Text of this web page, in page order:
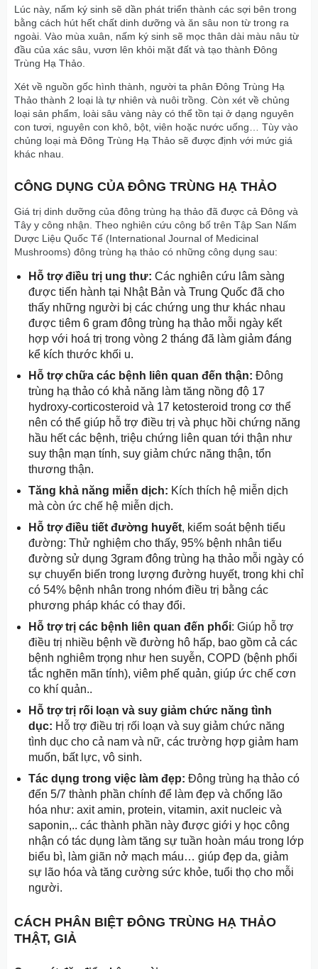
Lúc này, nấm ký sinh sẽ dần phát triển thành các sợi bên trong
bằng cách hút hết chất dinh dưỡng và ăn sâu non từ trong ra
ngoài. Vào mùa xuân, nấm ký sinh sẽ mọc thân dài màu nâu từ
đầu của xác sâu, vươn lên khỏi mặt đất và tạo thành Đông
Trùng Hạ Thảo.
Xét về nguồn gốc hình thành, người ta phân Đông Trùng Hạ
Thảo thành 2 loại là tự nhiên và nuôi trồng. Còn xét về chủng
loại sản phẩm, loài sâu vàng này có thể tồn tại ở dạng nguyên
con tươi, nguyên con khô, bột, viên hoặc nước uống… Tùy vào
chủng loại mà Đông Trùng Hạ Thảo sẽ được định với mức giá
khác nhau.
CÔNG DỤNG CỦA ĐÔNG TRÙNG HẠ THẢO
Giá trị dinh dưỡng của đông trùng hạ thảo đã được cả Đông và
Tây y công nhận. Theo nghiên cứu công bố trên Tập San Nấm
Dược Liệu Quốc Tế (International Journal of Medicinal
Mushrooms) đông trùng hạ thảo có những công dụng sau:
Hỗ trợ điều trị ung thư: Các nghiên cứu lâm sàng
được tiến hành tại Nhật Bản và Trung Quốc đã cho
thấy những người bị các chứng ung thư khác nhau
được tiêm 6 gram đông trùng hạ thảo mỗi ngày kết
hợp với hoá trị trong vòng 2 tháng đã làm giảm đáng
kể kích thước khối u.
Hỗ trợ chữa các bệnh liên quan đến thận: Đông
trùng hạ thảo có khả năng làm tăng nồng độ 17
hydroxy-corticosteroid và 17 ketosteroid trong cơ thể
nên có thể giúp hỗ trợ điều trị và phục hồi chứng năng
hầu hết các bệnh, triệu chứng liên quan tới thận như
suy thận mạn tính, suy giảm chức năng thận, tổn
thương thận.
Tăng khả năng miễn dịch: Kích thích hệ miễn dịch
mà còn ức chế hệ miễn dịch.
Hỗ trợ điều tiết đường huyết, kiểm soát bệnh tiểu
đường: Thử nghiệm cho thấy, 95% bệnh nhân tiểu
đường sử dụng 3gram đông trùng hạ thảo mỗi ngày có
sự chuyển biến trong lượng đường huyết, trong khi chỉ
có 54% bệnh nhân trong nhóm điều trị bằng các
phương pháp khác có thay đổi.
Hỗ trợ trị các bệnh liên quan đến phổi: Giúp hỗ trợ
điều trị nhiều bệnh về đường hô hấp, bao gồm cả các
bệnh nghiêm trọng như hen suyễn, COPD (bệnh phổi
tắc nghẽn mãn tính), viêm phế quản, giúp ức chế cơn
co khí quản..
Hỗ trợ trị rối loạn và suy giảm chức năng tình
dục: Hỗ trợ điều trị rối loạn và suy giảm chức năng
tình dục cho cả nam và nữ, các trường hợp giảm ham
muốn, bất lực, vô sinh.
Tác dụng trong việc làm đẹp: Đông trùng hạ thảo có
đến 5/7 thành phần chính để làm đẹp và chống lão
hóa như: axit amin, protein, vitamin, axit nucleic và
saponin,.. các thành phần này được giới y học công
nhận có tác dụng làm tăng sự tuần hoàn máu trong lớp
biểu bì, làm giãn nở mạch máu… giúp đẹp da, giảm
sự lão hóa và tăng cường sức khỏe, tuổi thọ cho mỗi
người.
CÁCH PHÂN BIỆT ĐÔNG TRÙNG HẠ THẢO
THẬT, GIẢ